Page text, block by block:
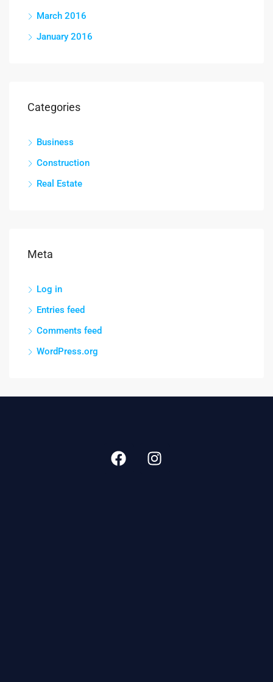
March 2016
January 2016
Categories
Business
Construction
Real Estate
Meta
Log in
Entries feed
Comments feed
WordPress.org